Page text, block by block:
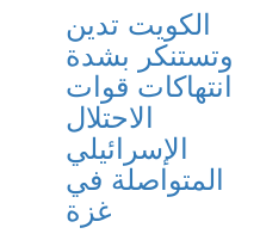
الكويت تدين
وتستنكر بشدة
انتهاكات قوات
الاحتلال
الإسرائيلي
المتواصلة في
غزة